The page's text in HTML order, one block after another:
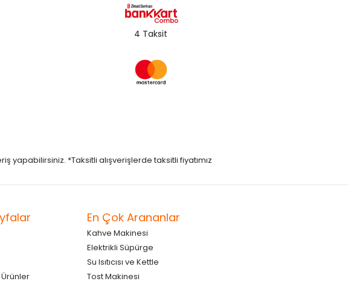
4 Taksit
yapabilirsiniz. *Taksitli alışverişlerde taksitli fiyatımız
En Çok Arananlar
Kahve Makinesi
Elektrikli Süpürge
Su Isıtıcısı ve Kettle
Tost Makinesi